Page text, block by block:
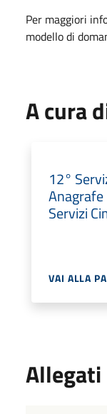
Per maggiori
modello di
A cura
12°
Servizi
VAI ALLA
Allegati